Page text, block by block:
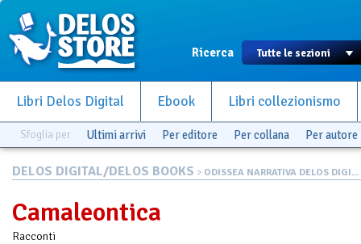
Ricerca
Libri Delos Digital Ebook Libri collezionismo
Sfoglia per Ultimi arrivi Per editore Per collana Per autore
DELOS DIGITAL/DELOS BOOKS > ODISSEA NARRATIVA DELOS DIGI...
Camaleontica
Racconti